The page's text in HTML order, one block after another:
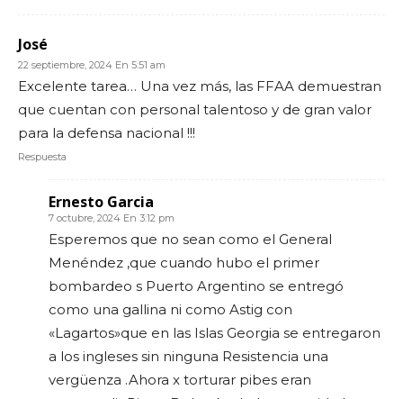
José
22 septiembre, 2024 En 5:51 am
Excelente tarea… Una vez más, las FFAA demuestran
que cuentan con personal talentoso y de gran valor
para la defensa nacional !!!
Respuesta
Ernesto Garcia
7 octubre, 2024 En 3:12 pm
Esperemos que no sean como el General
Menéndez ,que cuando hubo el primer
bombardeo s Puerto Argentino se entregó
como una gallina ni como Astig con
«Lagartos»que en las Islas Georgia se entregaron
a los ingleses sin ninguna Resistencia una
vergüenza .Ahora x torturar pibes eran